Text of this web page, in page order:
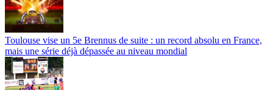
Toulouse vise un 5e Brennus de suite : un record absolu en France,
mais une série déjà dépassée au niveau mondial